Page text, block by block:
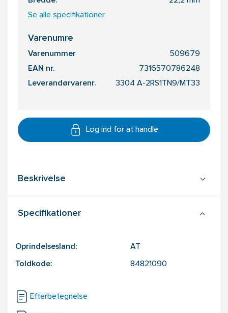
Se alle specifikationer
Varenumre
Varenummer 509679
EAN nr. 7316570786248
Leverandørvarenr. 3304 A-2RS1TN9/MT33
Log ind for at handle
Beskrivelse
Specifikationer
Oprindelsesland: AT
Toldkode: 84821090
Efterbetegnelse